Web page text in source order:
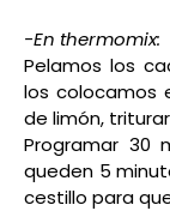
-En thermomix:
Pelamos los
los colocamos
de limón,
Programar 30
queden 5
cestillo para